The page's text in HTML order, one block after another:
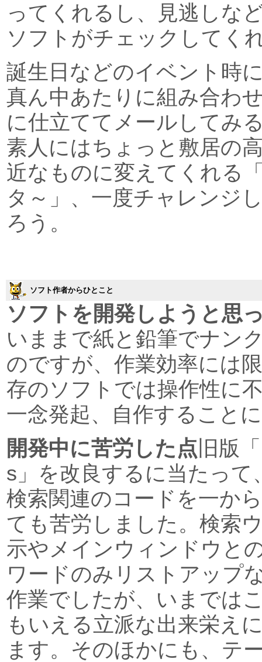
ってくれるし、見逃しな
ソフトがチェックしてく
誕生日などのイベント時
真ん中あたりに組み合わ
に仕立ててメールしてみ
素人にはちょっと敷居の
近なものに変えてくれる
タ～」、一度チャレンジ
ろう。
ソフト作者からひとこと
ソフトを開発しようと思
いままで紙と鉛筆でナン
のですが、作業効率には
存のソフトでは操作性に
一念発起、自作すること
開発中に苦労した点 旧版
s」を改良するに当たって
検索関連のコードを一か
ても苦労しました。検索
示やメインウィンドウと
ワードのみリストアップ
作業でしたが、いまでは
もいえる立派な出来栄え
ます。そのほかにも、テ